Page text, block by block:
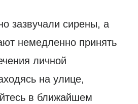
зазвучали сирены, а
немедленно принять
личной
на улице,
в ближайшем